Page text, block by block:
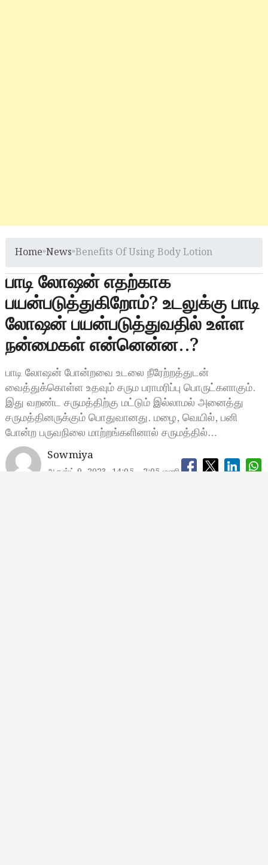
Home»News»Benefits Of Using Body Lotion
பாடி லோஷன் எதற்காக
பயன்படுத்துகிறோம்? உடலுக்கு பாடி
லோஷன் பயன்படுத்துவதில் உள்ள
நன்மைகள் என்னென்ன..?
பாடி லோஷன் போன்றவை உடலை நீரேற்றத்துடன்
வைத்துக்கொள்ள உதவும் சரும பராமரிப்பு பொருட்களாகும்.
இது வறண்ட சருமத்திற்கு மட்டும் இல்லாமல் அனைத்து
சருமத்தினருக்கும் பொதுவானது. மழை, வெயில், பனி
போன்ற பருவநிலை மாற்றங்களினால் சருமத்தில்…
Sowmiya
ஆகஸ்ட் 9, 2023, 14:05 2:05 மணி